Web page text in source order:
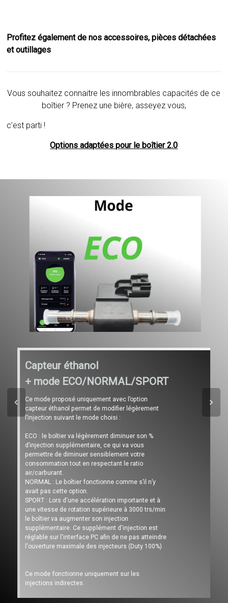
Profitez également de nos accessoires, pièces détachées
et outillages
Vous souhaitez connaitre les innombrables capacités de ce
boîtier ? Prenez une bière, asseyez vous,
c’est parti !
Options adaptées pour le boîtier 2.0
Capteur éthanol
+ mode ECO/NORMAL/SPORT
Ce mode proposé uniquement avec l’option
capteur éthanol permet de modifier légèrement
l’injection suivant le mode choisi :
ECO : le boîtier va légèrement diminuer son %
d’injection supplémentaire, ce qui va vous
permettre de diminuer sensiblement votre
consommation tout en respectant le ratio
air/carburant.
NORMAL : Le boîtier fonctionne comme s’il n’y
avait pas cette option.
SPORT : Lors d'une accélération importante et à
une vitesse de rotation supérieure à 3000 trs/min
le boîtier va augmenter son injection
supplémentaire. Ce supplément d'injection est
réglable sur l'interface PC afin de ne pas atteindre
l'ouverture maximale des injecteurs (Duty 100%)
Ce mode fonctionne uniquement sur les
injections indirectes.